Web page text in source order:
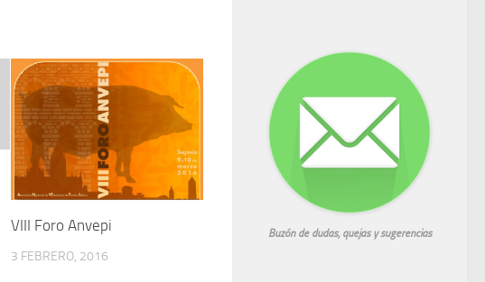
VIII Foro Anvepi
3 FEBRERO, 2016
Buzón de dudas, quejas y sugerencias